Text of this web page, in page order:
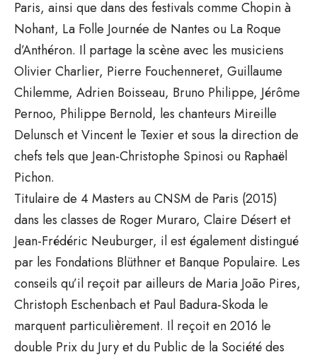
Paris, ainsi que dans des festivals comme Chopin à
Nohant, La Folle Journée de Nantes ou La Roque
d’Anthéron. Il partage la scène avec les musiciens
Olivier Charlier, Pierre Fouchenneret, Guillaume
Chilemme, Adrien Boisseau, Bruno Philippe, Jérôme
Pernoo, Philippe Bernold, les chanteurs Mireille
Delunsch et Vincent le Texier et sous la direction de
chefs tels que Jean-Christophe Spinosi ou Raphaël
Pichon.
Titulaire de 4 Masters au CNSM de Paris (2015)
dans les classes de Roger Muraro, Claire Désert et
Jean-Frédéric Neuburger, il est également distingué
par les Fondations Blüthner et Banque Populaire. Les
conseils qu’il reçoit par ailleurs de Maria João Pires,
Christoph Eschenbach et Paul Badura-Skoda le
marquent particulièrement. Il reçoit en 2016 le
double Prix du Jury et du Public de la Société des